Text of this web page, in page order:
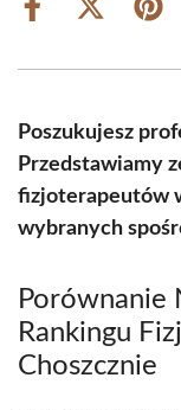
Share
Share
(Twitter)
Poszukujesz
Przedstawiamy
fizjoterapeutów
wybranych
Porównanie
Rankingu
Choszcznie